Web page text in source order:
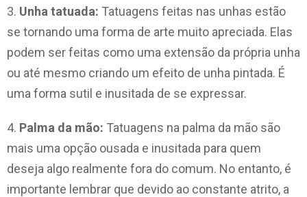
3. Unha tatuada: Tatuagens feitas nas unhas estão
se tornando uma forma de arte muito apreciada. Elas
podem ser feitas como uma extensão da própria unha
ou até mesmo criando um efeito de unha pintada. É
uma forma sutil e inusitada de se expressar.
4. Palma da mão: Tatuagens na palma da mão são
mais uma opção ousada e inusitada para quem
deseja algo realmente fora do comum. No entanto, é
importante lembrar que devido ao constante atrito, a